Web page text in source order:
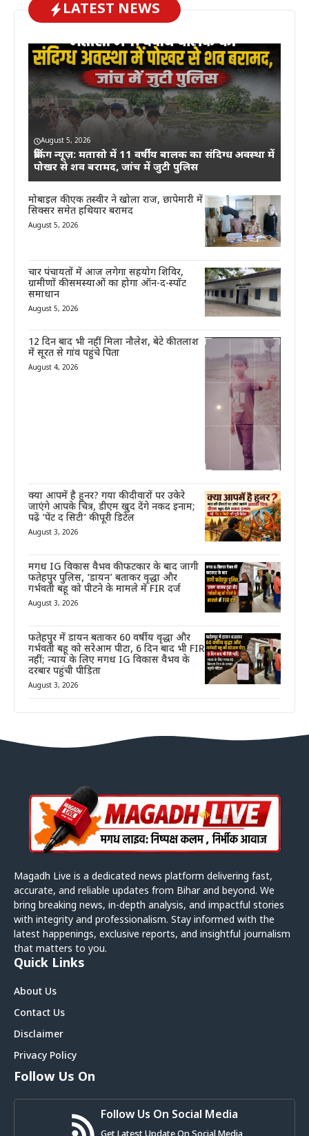
LATEST NEWS
August 5, 2026
ब्रेकिंग न्यूज़: मतासो में 11 वर्षीय बालक का संदिग्ध अवस्था में
पोखर से शव बरामद, जांच में जुटी पुलिस
मोबाइल की एक तस्वीर ने खोला राज, छापेमारी में
सिक्सर समेत हथियार बरामद
August 5, 2026
चार पंचायतों में आज लगेगा सहयोग शिविर,
ग्रामीणों की समस्याओं का होगा ऑन-द-स्पॉट
समाधान
August 5, 2026
12 दिन बाद भी नहीं मिला नौलेश, बेटे की तलाश
में सूरत से गांव पहुंचे पिता
August 4, 2026
क्या आपमें है हुनर? गया की दीवारों पर उकेरे
जाएंगे आपके चित्र, डीएम खुद देंगे नकद इनाम;
पढ़ें ‘पेंट द सिटी’ की पूरी डिटेल
August 3, 2026
मगध IG विकास वैभव की फटकार के बाद जागी
फतेहपुर पुलिस, ‘डायन’ बताकर वृद्धा और
गर्भवती बहू को पीटने के मामले में FIR दर्ज
August 3, 2026
फतेहपुर में डायन बताकर 60 वर्षीय वृद्धा और
गर्भवती बहू को सरेआम पीटा, 6 दिन बाद भी FIR
नहीं; न्याय के लिए मगध IG विकास वैभव के
दरबार पहुंची पीड़िता
August 3, 2026
Magadh Live is a dedicated news platform delivering fast,
accurate, and reliable updates from Bihar and beyond. We
bring breaking news, in-depth analysis, and impactful stories
with integrity and professionalism. Stay informed with the
latest happenings, exclusive reports, and insightful journalism
that matters to you.
Quick Links
About Us
Contact Us
Disclaimer
Privacy Policy
Follow Us On
Follow Us On Social Media